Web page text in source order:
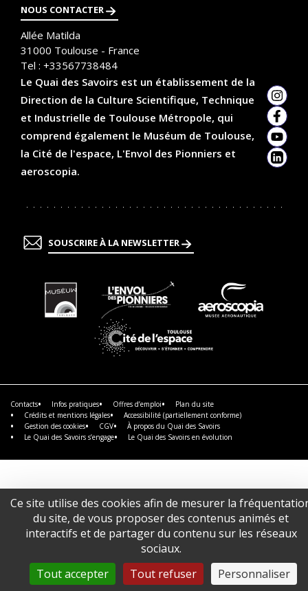
NOUS CONTACTER
Allée Matilda
31000 Toulouse - France
Tel : +33567738484
Le Quai des Savoirs est un établissement de la
Direction de la Culture Scientifique, Technique
et Industrielle de Toulouse Métropole, qui
comprend également le Muséum de Toulouse,
la Cité de l'espace, L'Envol des Pionniers et
aeroscopia.
SOUSCRIRE À LA NEWSLETTER
En
savoir
plus
Contacts Infos pratiques Offres d’emploi
Plan du site
Crédits et mentions légales
Accessibilité (partiellement conforme)
Gestion des cookies
CGV
À propos du Quai des Savoirs
Le Quai des Savoirs s’engage
Le Quai des Savoirs en évolution
Ce site utilise des cookies afin de mesurer la
du site, de vous proposer des contenus animés et
interactifs et de partager du contenu sur les réseaux
sociaux.
Tout accepter
Tout refuser Personnaliser